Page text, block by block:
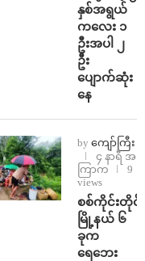
နှစ်အရွယ်
ကလေး ၁
ဦးအပါ ၂
ဦး
ပျောက်ဆုံး
နေ
by ကျော်ကြီး
၄ နာရီ အ
ကြာက
9
views
စစ်ကိုင်းတိုင်း
မြို့နယ် ၆
ခုက
ရေဘေး